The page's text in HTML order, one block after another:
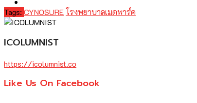
Tags: CYNOSUREโรงพยาบาลเมดพาร์ค
ICOLUMNIST
https://icolumnist.co
Like Us On Facebook